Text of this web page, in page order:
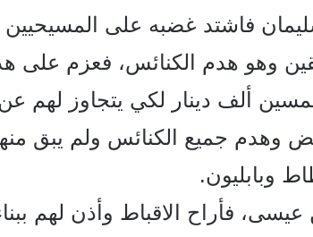
فاشتد غضبه على المسيحيين
وهو هدم الكنائس، فعزم
ألف دينار لكي يتجاوز لهم
جميع الكنائس ولم يبق منها
وبابليون.
فأراح الاقباط وأذن لهم